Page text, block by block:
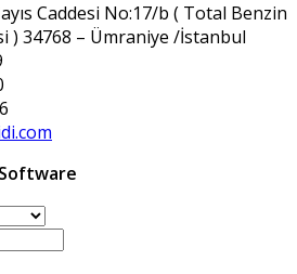
Caddesi No:17/b ( Total Benzin
) 34768 – Ümraniye /İstanbul